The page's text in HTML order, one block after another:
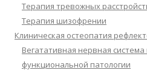
Терапия тревожных
Терапия шизофрении
Клиническая остеопатия
Вегатативная нервная
функциональной патологии